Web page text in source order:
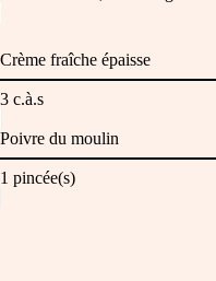
Crème fraîche épaisse
3 c.à.s
Poivre du moulin
1 pincée(s)